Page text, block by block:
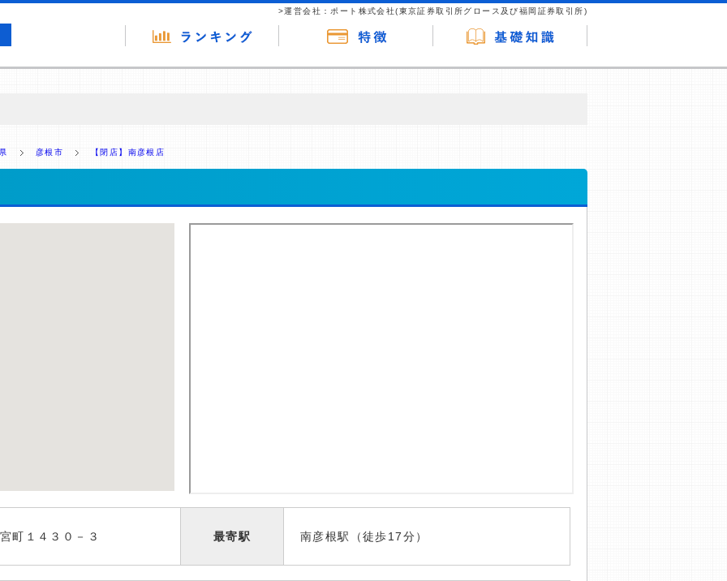
>運営会社：ポート株式会社(東京証券取引所グロース及び福岡証券取引所)
供を行っています。
彦根市 【閉店】南彦根店
町１４３０－３ 最寄駅 南彦根駅（徒歩17分）